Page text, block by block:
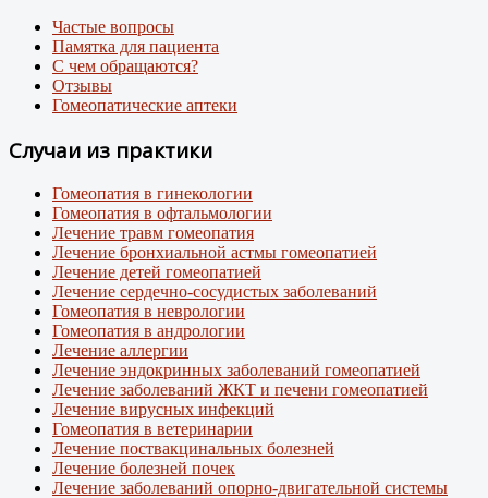
Частые вопросы
Памятка для пациента
С чем обращаются?
Отзывы
Гомеопатические аптеки
Случаи из практики
Гомеопатия в гинекологии
Гомеопатия в офтальмологии
Лечение травм гомеопатия
Лечение бронхиальной астмы гомеопатией
Лечение детей гомеопатией
Лечение сердечно-сосудистых заболеваний
Гомеопатия в неврологии
Гомеопатия в андрологии
Лечение аллергии
Лечение эндокринных заболеваний гомеопатией
Лечение заболеваний ЖКТ и печени гомеопатией
Лечение вирусных инфекций
Гомеопатия в ветеринарии
Лечение поствакцинальных болезней
Лечение болезней почек
Лечение заболеваний опорно-двигательной системы